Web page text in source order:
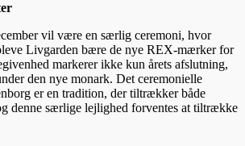
vil være en særlig ceremoni, hvor
Livgarden bære de nye REX-mærker for
markerer ikke kun årets afslutning,
den nye monark. Det ceremonielle
er en tradition, der tiltrækker både
denne særlige lejlighed forventes at tiltrække